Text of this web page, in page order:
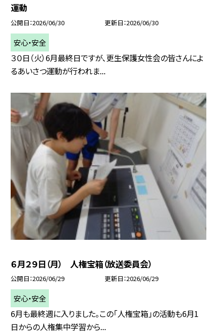
運動
公開日 2026/06/30 更新日 2026/06/30
安心・安全
３０日（火）6月最終日ですが、更生保護女性会の皆さんによ
るあいさつ運動が行われま...
６月２９日（月） 人権宝箱（放送委員会）
公開日 2026/06/29 更新日 2026/06/29
安心・安全
6月も最終週に入りました。この「人権宝箱」の活動も6月1
日からの人権集中学習から...